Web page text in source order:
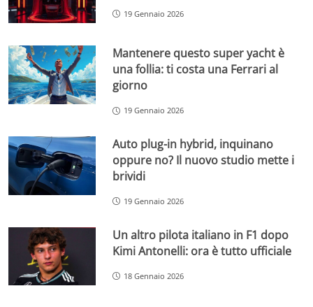
19 Gennaio 2026
Mantenere questo super yacht è
una follia: ti costa una Ferrari al
giorno
19 Gennaio 2026
Auto plug-in hybrid, inquinano
oppure no? Il nuovo studio mette i
brividi
19 Gennaio 2026
Un altro pilota italiano in F1 dopo
Kimi Antonelli: ora è tutto ufficiale
18 Gennaio 2026